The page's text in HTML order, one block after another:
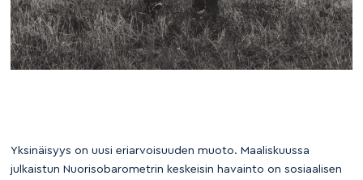
Yksinäisyys on uusi eriarvoisuuden muoto. Maaliskuussa
julkaistun Nuorisobarometrin keskeisin havainto on sosiaalisen